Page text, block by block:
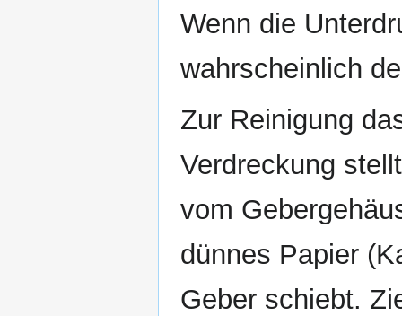
Wenn die
wahrscheinlich
Zur Reinigung
Verdreckung
vom
dünnes Papier
Geber schiebt.